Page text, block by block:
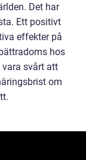
Det har
Ett positivt
effekter på
hos
svårt att
om